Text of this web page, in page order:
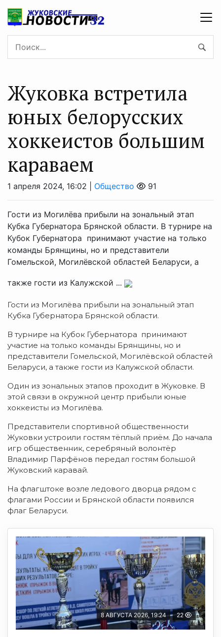
Жуковка встретила
юных белорусских
хоккеистов большим
караваем
1 апреля 2024, 16:02 | Общество 91
Гости из Могилёва прибыли на зональный этап
Кубка Губернатора Брянской области. В турнире на
Кубок Губернатора принимают участие на только
команды Брянщины, но и представители
Гомельской, Могилёвской областей Беларуси, а
также гости из Калужской ...
Гости из Могилёва прибыли на зональный этап
Кубка Губернатора Брянской области.
В турнире на Кубок Губернатора принимают
участие на только команды Брянщины, но и
представители Гомельской, Могилёвской областей
Беларуси, а также гости из Калужской области.
Один из зональных этапов проходит в Жуковке. В
этой связи в окружной центр прибыли юные
хоккеисты из Могилёва.
Представители спортивной общественности
Жуковки устроили гостям тёплый приём. До начала
игр общественник, серебряный волонтёр
Владимир Парфёнов передал гостям большой
Жуковский каравай.
На флагштоке возле ледового дворца рядом с
флагами России и Брянской области появился
флаг Беларуси.
8 АВГУСТА 2026, 19:24 22